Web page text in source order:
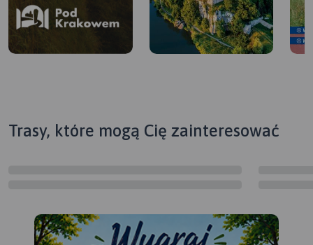
Lokalna Organizacja
Turystyczna Powiatu
Trasy, które mogą Cię zainteresować